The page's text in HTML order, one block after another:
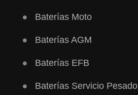
Baterías Moto
Baterías AGM
Baterías EFB
Baterías Servicio Pesado